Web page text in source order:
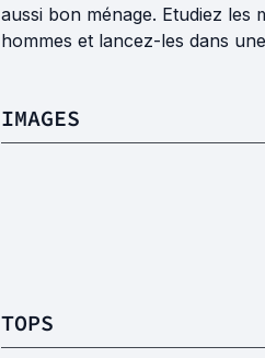
aussi bon ménage. Etudiez
hommes et lancez-les dans
IMAGES
TOPS